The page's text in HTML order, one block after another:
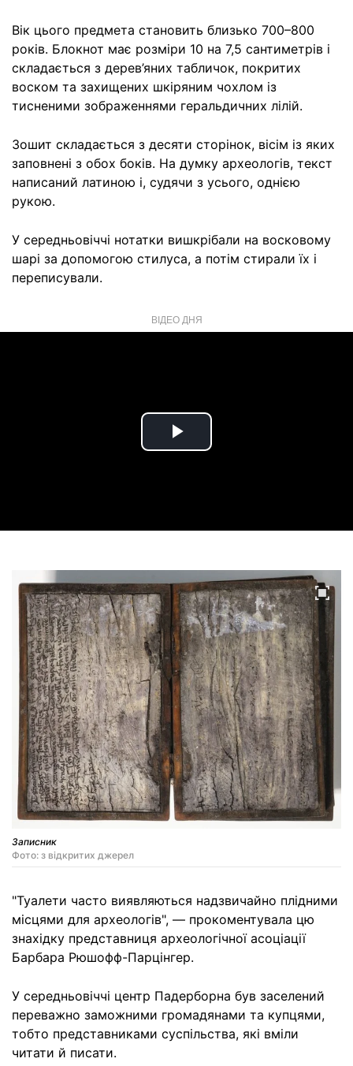
Вік цього предмета становить близько 700–800
років. Блокнот має розміри 10 на 7,5 сантиметрів і
складається з дерев’яних табличок, покритих
воском та захищених шкіряним чохлом із
тисненими зображеннями геральдичних лілій.
Зошит складається з десяти сторінок, вісім із яких
заповнені з обох боків. На думку археологів, текст
написаний латиною і, судячи з усього, однією
рукою.
У середньовіччі нотатки вишкрібали на восковому
шарі за допомогою стилуса, а потім стирали їх і
переписували.
ВІДЕО ДНЯ
Play
Записник
Фото: з відкритих джерел
"Туалети часто виявляються надзвичайно плідними
місцями для археологів", — прокоментувала цю
знахідку представниця археологічної асоціації
Барбара Рюшофф-Парцінгер.
У середньовіччі центр Падерборна був заселений
переважно заможними громадянами та купцями,
тобто представниками суспільства, які вміли
читати й писати.